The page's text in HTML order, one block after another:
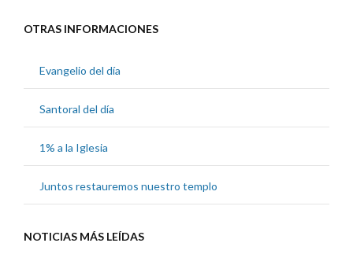
OTRAS INFORMACIONES
Evangelio del día
Santoral del día
1% a la Iglesia
Juntos restauremos nuestro templo
NOTICIAS MÁS LEÍDAS